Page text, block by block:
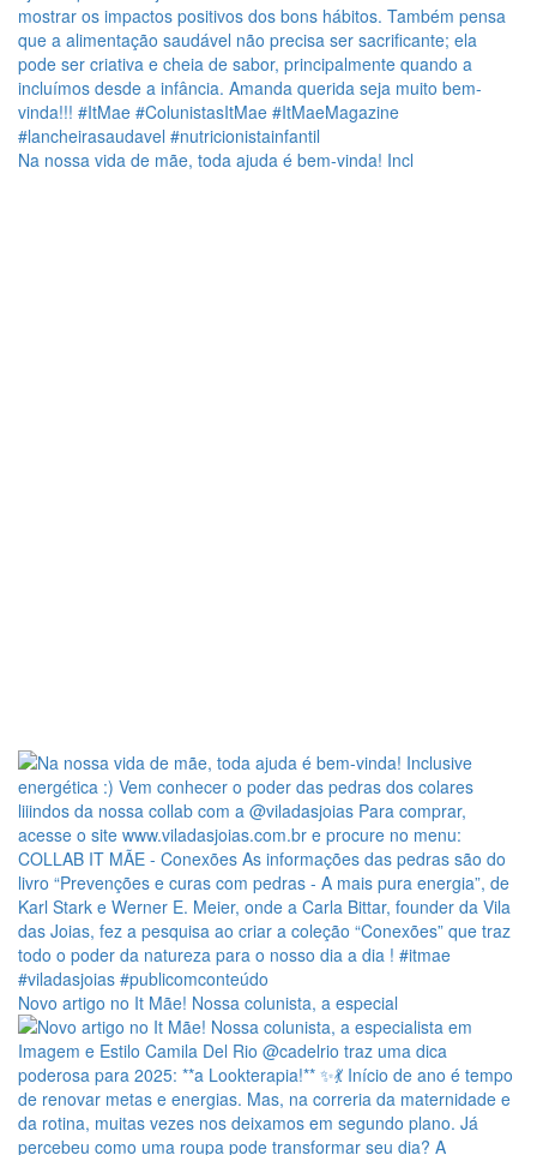
Na nossa vida de mãe, toda ajuda é bem-vinda! Incl
Novo artigo no It Mãe! Nossa colunista, a especial